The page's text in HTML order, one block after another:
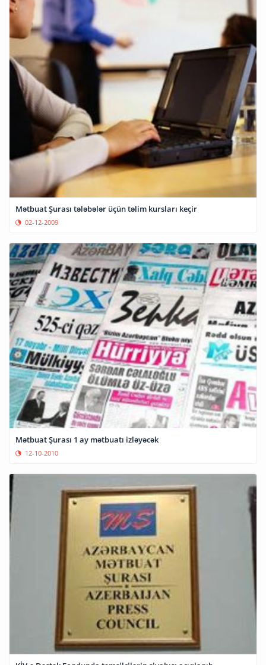
Mətbuat Şurası tələbələr üçün təlim kursları keçir
02-12-2009
Mətbuat Şurası 1 ay mətbuatı izləyəcək
12-10-2010